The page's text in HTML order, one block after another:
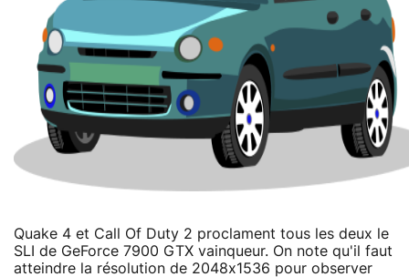
Quake 4 et Call Of Duty 2 proclament tous les deux le
SLI de GeForce 7900 GTX vainqueur. On note qu'il faut
atteindre la résolution de 2048x1536 pour observer